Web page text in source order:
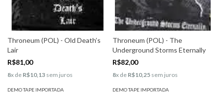
Throneum (POL) - Old Death’s
Lair
R$81,00
8x de R$10,13 sem juros
DEMO TAPE IMPORTADA
Throneum (POL) - The
Underground Storms Eternally
R$82,00
8x de R$10,25 sem juros
DEMO TAPE IMPORTADA